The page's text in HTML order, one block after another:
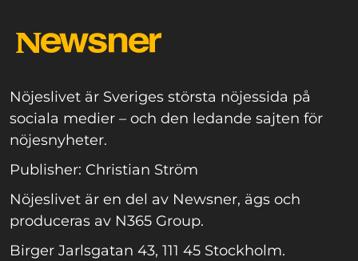
Nöjeslivet är Sveriges största nöjessida på
sociala medier – och den ledande sajten för
nöjesnyheter.
Publisher: Christian Ström
Nöjeslivet är en del av Newsner, ägs och
produceras av N365 Group.
Birger Jarlsgatan 43, 111 45 Stockholm.